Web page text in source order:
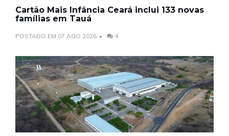
Cartão Mais Infância Ceará inclui 133 novas
famílias em Tauá
POSTADO EM 07 AGO 2026 4